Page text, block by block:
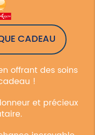
CADEAU
offrant des soins
!
et précieux